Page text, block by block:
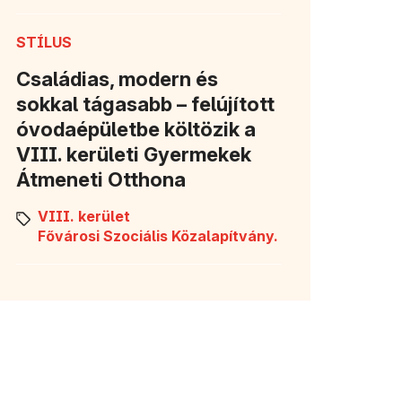
STÍLUS
Családias, modern és
sokkal tágasabb – felújított
óvodaépületbe költözik a
VIII. kerületi Gyermekek
Átmeneti Otthona
VIII. kerület
Fővárosi Szociális Közalapítvány.